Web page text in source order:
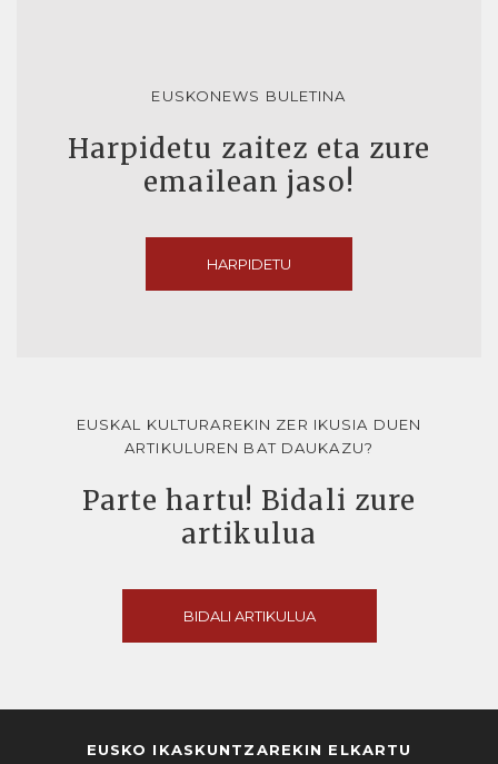
EUSKONEWS BULETINA
Harpidetu zaitez eta zure
emailean jaso!
HARPIDETU
EUSKAL KULTURAREKIN ZER IKUSIA DUEN
ARTIKULUREN BAT DAUKAZU?
Parte hartu! Bidali zure
artikulua
BIDALI ARTIKULUA
EUSKO IKASKUNTZAREKIN ELKARTU